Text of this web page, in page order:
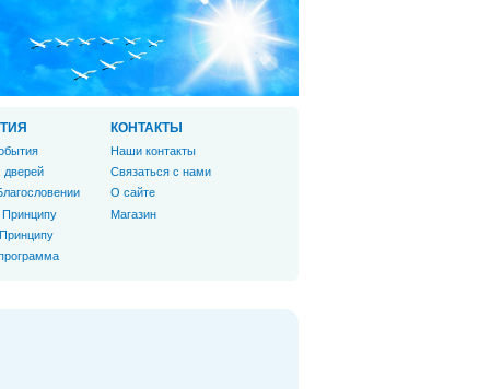
дверей
КОНТАКТЫ
Наши контакты
Связаться с нами
О сайте
Магазин